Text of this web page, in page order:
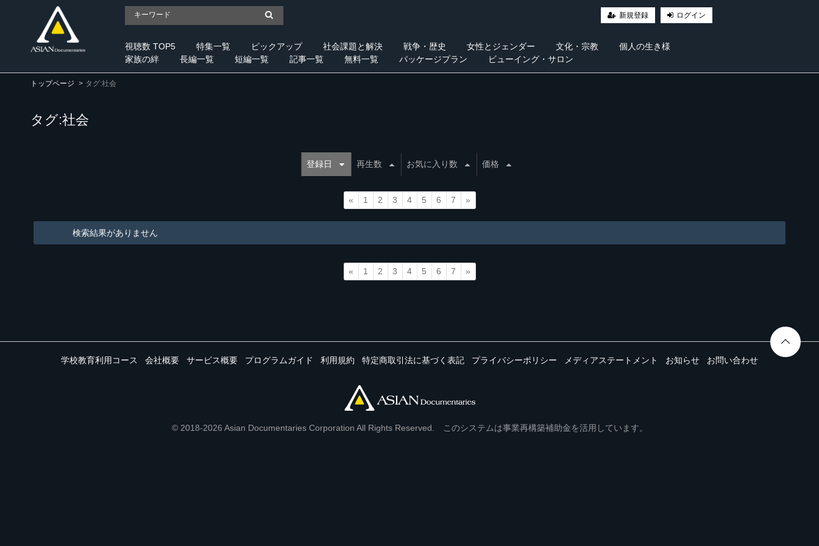
新規登録 ログイン
視聴数 TOP5 特集一覧 ピックアップ 社会課題と解決 戦争・歴史 女性とジェンダー 文化・宗教
個人の生き様
家族の絆
長編一覧 短編一覧 記事一覧 無料一覧 パッケージプラン ビューイング・サロン
トップページ タグ:社会
タグ:社会
登録日 再生数 お気に入り数 価格
« 1 2 3 4 5 6 7 »
検索結果がありません
« 1 2 3 4 5 6 7 »
学校教育利用コース 会社概要 サービス概要 プログラムガイド 利用規約 特定商取引法に基づく表記 プライバシーポリシー メディアステートメント お知らせ お問い合わせ
© 2018-2026 Asian Documentaries Corporation All Rights Reserved. このシステムは事業再構築補助金を活用しています。